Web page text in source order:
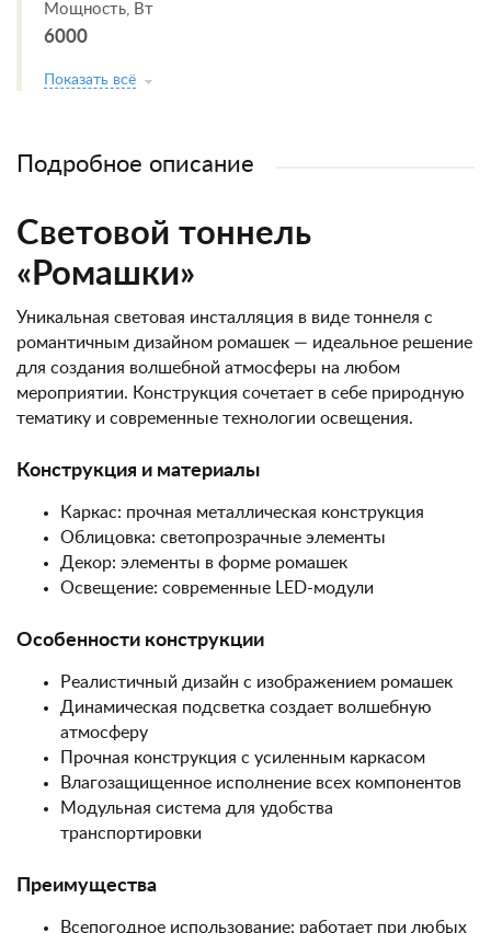
Мощность, Вт
6000
Показать всё
Подробное описание
Световой тоннель
«Ромашки»
Уникальная световая инсталляция в виде тоннеля с
романтичным дизайном ромашек — идеальное решение
для создания волшебной атмосферы на любом
мероприятии. Конструкция сочетает в себе природную
тематику и современные технологии освещения.
Конструкция и материалы
Каркас: прочная металлическая конструкция
Облицовка: светопрозрачные элементы
Декор: элементы в форме ромашек
Освещение: современные LED-модули
Особенности конструкции
Реалистичный дизайн с изображением ромашек
Динамическая подсветка создает волшебную
атмосферу
Прочная конструкция с усиленным каркасом
Влагозащищенное исполнение всех компонентов
Модульная система для удобства
транспортировки
Преимущества
Всепогодное использование: работает при любых